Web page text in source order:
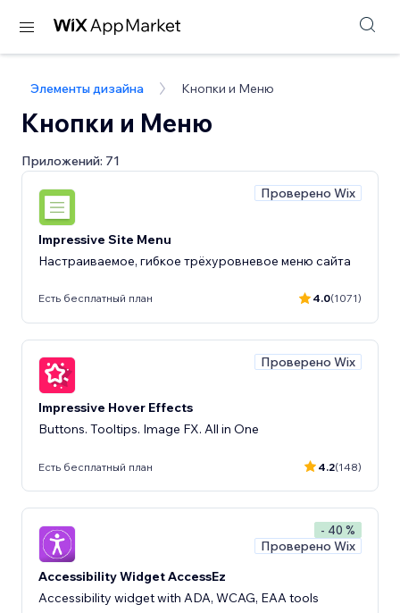
Элементы дизайна Кнопки и Меню
Кнопки и Меню
Приложений: 71
Проверено Wix
Impressive Site Menu
Настраиваемое, гибкое трёхуровневое меню сайта
Есть бесплатный план 4.0(1071)
Проверено Wix
Impressive Hover Effects
Buttons. Tooltips. Image FX. All in One
Есть бесплатный план 4.2(148)
- 40 %
Проверено Wix
Accessibility Widget AccessEz
Accessibility widget with ADA, WCAG, EAA tools